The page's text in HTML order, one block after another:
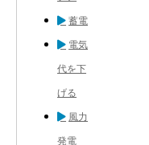
蓄電
電気
代を下
げる
風力
発電